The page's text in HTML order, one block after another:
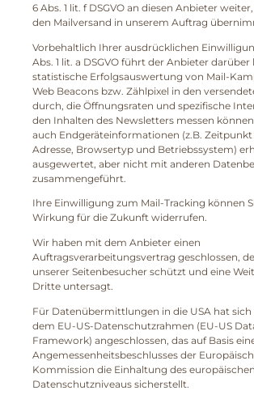
6 Abs. 1 lit. f DSGVO an diesen Anbieter
den Mailversand in unserem Auftrag
Vorbehaltlich Ihrer ausdrücklichen
Abs. 1 lit. a DSGVO führt der Anbieter darüber
statistische Erfolgsauswertung von Mail-
Web Beacons bzw. Zählpixel in den
durch, die Öffnungsraten und spezifische
den Inhalten des Newsletters messen
auch Endgeräteinformationen (z.B. Zeitpunkt
Adresse, Browsertyp und Betriebssystem)
ausgewertet, aber nicht mit anderen
zusammengeführt.
Ihre Einwilligung zum Mail-Tracking können
Wirkung für die Zukunft widerrufen.
Wir haben mit dem Anbieter einen
Auftragsverarbeitungsvertrag geschlossen,
unserer Seitenbesucher schützt und eine
Dritte untersagt.
Für Datenübermittlungen in die USA hat
dem EU-US-Datenschutzrahmen (EU-US
Framework) angeschlossen, das auf Basis
Angemessenheitsbeschlusses der
Kommission die Einhaltung des europäischen
Datenschutzniveaus sicherstellt.